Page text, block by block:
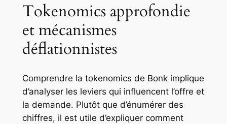
Tokenomics approfondie
et mécanismes
déflationnistes
Comprendre la tokenomics de Bonk implique
d’analyser les leviers qui influencent l’offre et
la demande. Plutôt que d’énumérer des
chiffres, il est utile d’expliquer comment